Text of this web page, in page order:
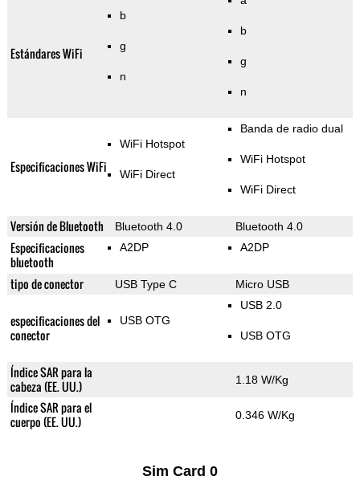
Estándares WiFi
b
g
n
b
g
n
Especificaciones WiFi
WiFi Hotspot
WiFi Direct
Banda de radio dual
WiFi Hotspot
WiFi Direct
Versión de Bluetooth Bluetooth 4.0 Bluetooth 4.0
Especificaciones
bluetooth
A2DP A2DP
tipo de conector USB Type C Micro USB
especificaciones del
conector
USB OTG
USB 2.0
USB OTG
Índice SAR para la
cabeza (EE. UU.)
1.18 W/Kg
Índice SAR para el
cuerpo (EE. UU.)
0.346 W/Kg
Sim Card 0